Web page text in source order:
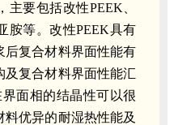
主要包括改性PEEK、
胺等。改性PEEK具有
后复合材料界面性能有
及复合材料界面性能汇
面相的结晶性可以很
优异的耐湿热性能及